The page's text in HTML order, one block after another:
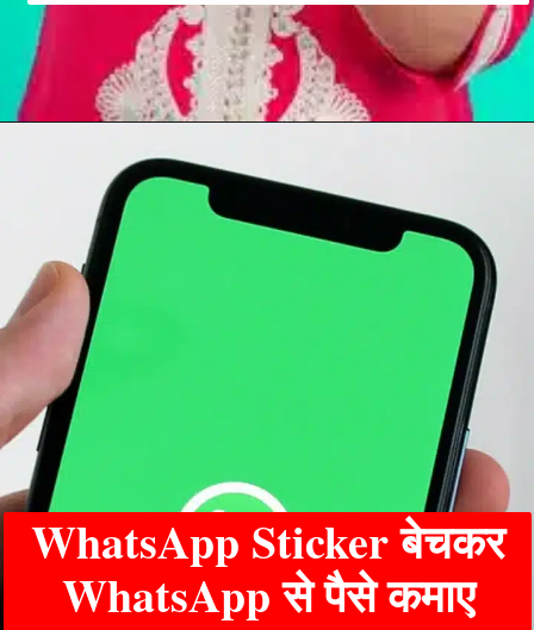
WhatsApp Sticker बेचकर
WhatsApp से पैसे कमाए